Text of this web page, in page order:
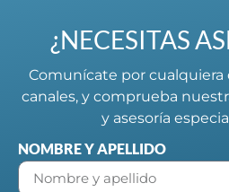
¿NECESITAS
Comunícate por cualquiera
canales, y comprueba
y asesoría
NOMBRE Y APELLIDO